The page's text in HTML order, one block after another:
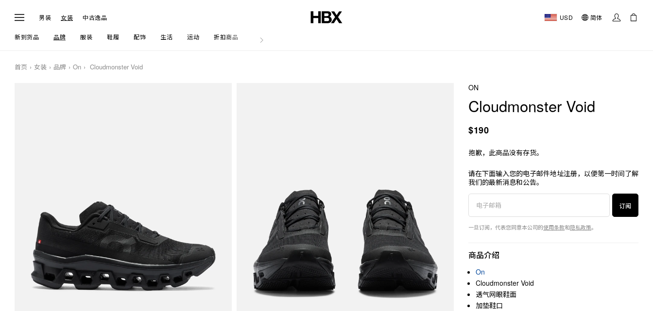
男装 女装 中古逸品 USD 简体
新到货品 品牌 服装 鞋履 配饰 生活 运动 折扣商品 文章
首页 女装 品牌 On Cloudmonster Void
ON
Cloudmonster Void
$190
抱歉，此商品没有存货。
请在下面输入您的电子邮件地址注册，以便第一时间了解
我们的最新消息和公告。
订阅
一旦订阅，代表您同意本公司的使用条款和隐私政策。
商品介绍
On
Cloudmonster Void
透气网眼鞋面
加垫鞋口